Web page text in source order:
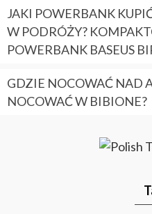
JAKI POWERBANK
W PODRÓŻY?
POWERBANK BASEUS
GDZIE NOCOWAĆ NAD
NOCOWAĆ W BIBIONE?